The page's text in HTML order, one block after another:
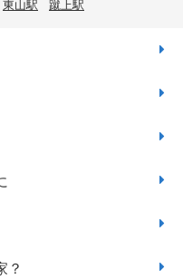
東山駅 蹴上駅
？